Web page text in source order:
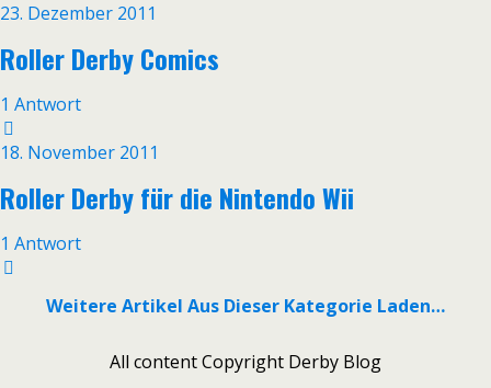
23. Dezember 2011
Roller Derby Comics
1 Antwort
18. November 2011
Roller Derby für die Nintendo Wii
1 Antwort
Weitere Artikel Aus Dieser Kategorie Laden…
All content Copyright Derby Blog